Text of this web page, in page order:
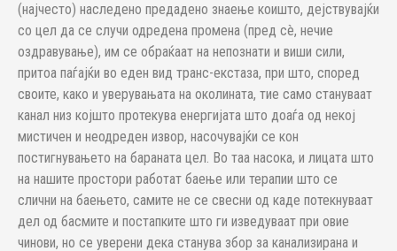
(најчесто) наследено предадено знаење коишто, дејствувајќи
со цел да се случи одредена промена (пред сè, нечие
оздравување), им се обраќаат на непознати и виши сили,
притоа паѓајќи во еден вид транс-екстаза, при што, според
своите, како и уверувањата на околината, тие само стануваат
канал низ којшто протекува енергијата што доаѓа од некој
мистичен и неодреден извор, насочувајќи се кон
постигнувањето на бараната цел. Во таа насока, и лицата што
на нашите простори работат баење или терапии што се
слични на баењето, самите не се свесни од каде потекнуваат
дел од басмите и постапките што ги изведуваат при овие
чинови, но се уверени дека станува збор за канализирана и